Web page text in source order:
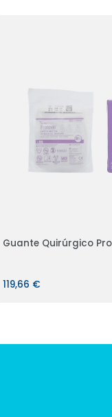
Guante Quirúrgico
119,66 €